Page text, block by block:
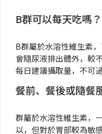
B群可以每天吃嗎？
B群屬於水溶性維生素
會隨尿液排出體外，較
每日建議攝取量，不可
餐前、餐後或隨餐
群屬於水溶性維生素，
以，但對於胃部較為敏